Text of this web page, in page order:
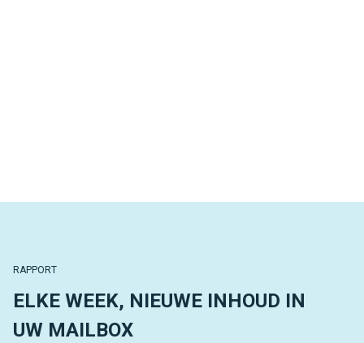
RAPPORT
ELKE WEEK, NIEUWE INHOUD IN
UW MAILBOX